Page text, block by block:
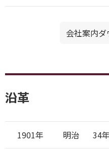
会社案内
沿革
1901年 明治 34年